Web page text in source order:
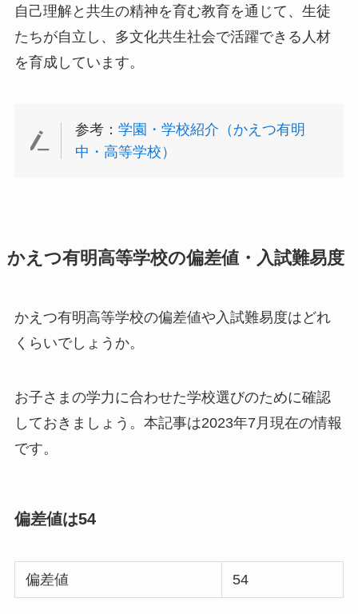
自己理解と共生の精神を育む教育を通じて、生徒
たちが自立し、多文化共生社会で活躍できる人材
を育成しています。
参考：学園・学校紹介（かえつ有明
中・高等学校）
かえつ有明高等学校の偏差値・入試難易度
かえつ有明高等学校の偏差値や入試難易度はどれ
くらいでしょうか。
お子さまの学力に合わせた学校選びのために確認
しておきましょう。本記事は2023年7月現在の情報
です。
偏差値は54
偏差値 54